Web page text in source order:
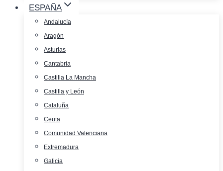
ESPAÑA
Andalucía
Aragón
Asturias
Cantabria
Castilla La Mancha
Castilla y León
Cataluña
Ceuta
Comunidad Valenciana
Extremadura
Galicia